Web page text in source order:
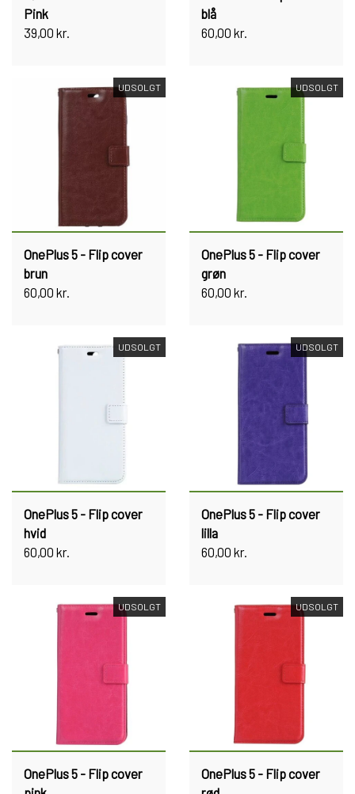
Pink
39,00 kr.
blå
60,00 kr.
UDSOLGT
OnePlus 5 - Flip cover
brun
60,00 kr.
UDSOLGT
OnePlus 5 - Flip cover
grøn
60,00 kr.
UDSOLGT
OnePlus 5 - Flip cover
hvid
60,00 kr.
UDSOLGT
OnePlus 5 - Flip cover
lilla
60,00 kr.
UDSOLGT
OnePlus 5 - Flip cover
UDSOLGT
OnePlus 5 - Flip cover